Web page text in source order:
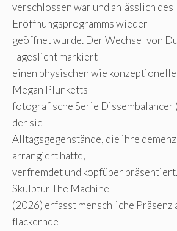
verschlossen war und anlässlich des
Eröffnungsprogramms wieder
geöffnet wurde. Der Wechsel von
Tageslicht markiert
einen physischen wie
Megan Plunketts
fotografische Serie
der sie
Alltagsgegenstände, die ihre
arrangiert hatte,
verfremdet und kopfüber
Skulptur The Machine
(2026) erfasst menschliche Präsenz
flackernde